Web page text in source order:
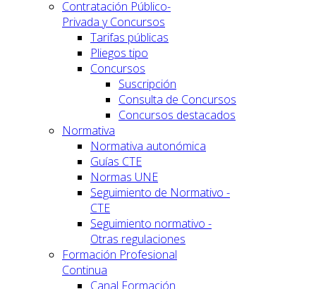
Contratación Público-
Privada y Concursos
Tarifas públicas
Pliegos tipo
Concursos
Suscripción
Consulta de Concursos
Concursos destacados
Normativa
Normativa autonómica
Guías CTE
Normas UNE
Seguimiento de Normativo -
CTE
Seguimiento normativo -
Otras regulaciones
Formación Profesional
Continua
Canal Formación